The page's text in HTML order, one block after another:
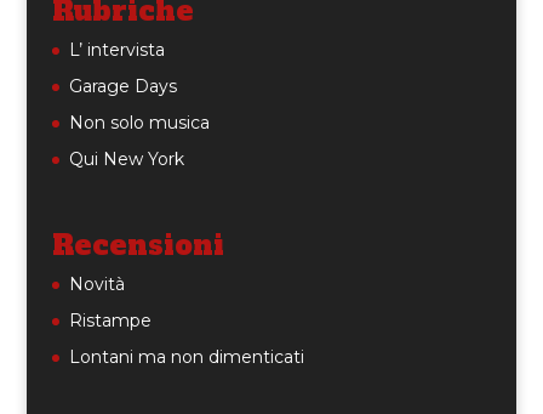
Rubriche
L’ intervista
Garage Days
Non solo musica
Qui New York
Recensioni
Novità
Ristampe
Lontani ma non dimenticati